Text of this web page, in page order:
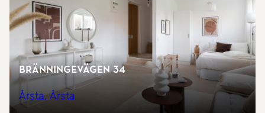
Bränningevägen 34
Årsta, Årsta